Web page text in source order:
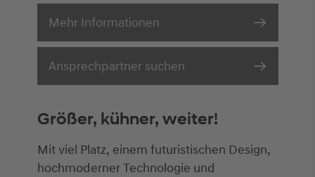
Mehr Informationen
Ansprechpartner suchen
Größer, kühner, weiter!
Mit viel Platz, einem futuristischen Design,
hochmoderner Technologie und